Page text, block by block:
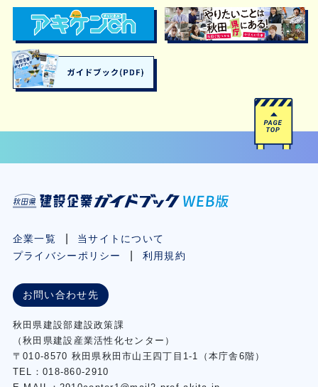
企業一覧
当サイトについて
プライバシーポリシー
利用規約
お問い合わせ先
秋⽥県建設部建設政策課
（秋⽥県建設産業活性化センター）
〒010-8570 秋田県秋田市⼭王四丁⽬1-1（本庁舎6階）
TEL：018-860-2910